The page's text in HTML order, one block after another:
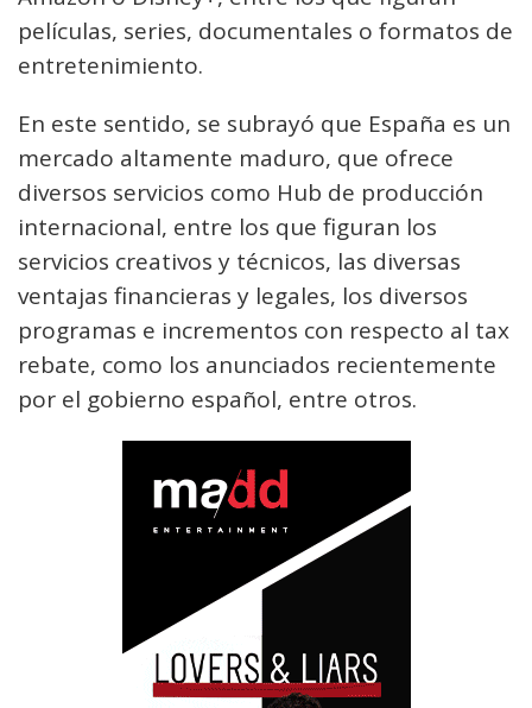
películas, series, documentales o formatos de
entretenimiento.
En este sentido, se subrayó que España es un
mercado altamente maduro, que ofrece
diversos servicios como Hub de producción
internacional, entre los que figuran los
servicios creativos y técnicos, las diversas
ventajas financieras y legales, los diversos
programas e incrementos con respecto al tax
rebate, como los anunciados recientemente
por el gobierno español, entre otros.